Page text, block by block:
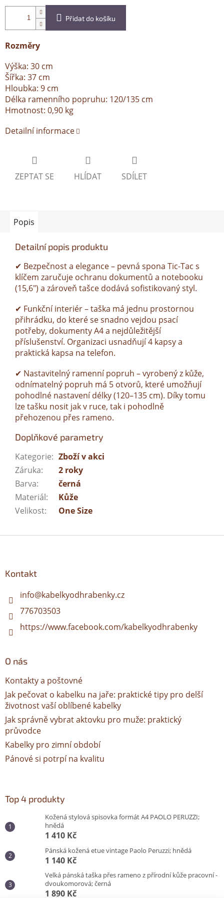
Přidat do košíku
Rozměry
Výška: 30 cm
Šířka: 37 cm
Hloubka: 9 cm
Délka ramenního popruhu: 120/135 cm
Hmotnost: 0,90 kg
Detailní informace
ZEPTAT SE HLÍDAT SDÍLET
Popis
Detailní popis produktu
✔ Bezpečnost a elegance – pevná spona Tic-Tac s
klíčem zaručuje ochranu dokumentů a notebooku
(15,6") a zároveň tašce dodává sofistikovaný styl.
✔ Funkční interiér – taška má jednu prostornou
přihrádku, do které se snadno vejdou psací
potřeby, dokumenty A4 a nejdůležitější
příslušenství. Organizaci usnadňují 4 kapsy a
praktická kapsa na telefon.
✔ Nastavitelný ramenní popruh – vyrobený z kůže,
odnímatelný popruh má 5 otvorů, které umožňují
pohodlné nastavení délky (120–135 cm). Díky tomu
lze tašku nosit jak v ruce, tak i pohodlně
přehozenou přes rameno.
Doplňkové parametry
Kategorie: Zboží v akci
Záruka:
2 roky
Barva:
černá
Materiál:
Kůže
Velikost: One Size
Kontakt
info@kabelkyodhrabenky.cz
776703503
https://www.facebook.com/kabelkyodhrabenky
O nás
Kontakty a poštovné
Jak pečovat o kabelku na jaře: praktické tipy pro delší
životnost vaší oblíbené kabelky
Jak správně vybrat aktovku pro muže: praktický
průvodce
Kabelky pro zimní období
Pánové si potrpí na kvalitu
Top 4 produkty
Kožená stylová spisovka formát A4 PAOLO PERUZZI;
hnědá
1 410 Kč
Pánská kožená etue vintage Paolo Peruzzi; hnědá
1 140 Kč
Velká pánská taška přes rameno z přírodní kůže pracovní -
dvoukomorová; černá
1 890 Kč